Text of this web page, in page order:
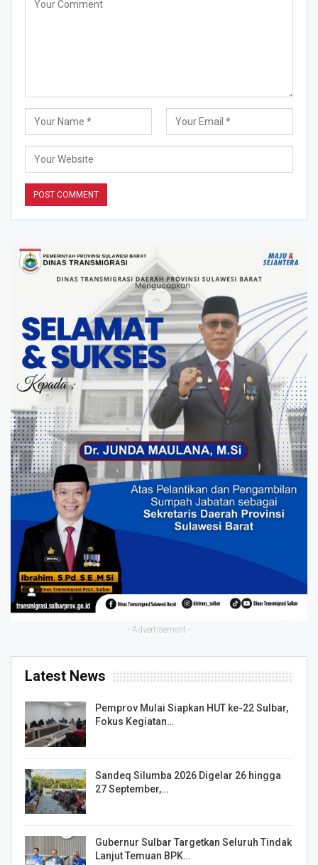
- Advertisement -
Latest News
Pemprov Mulai Siapkan HUT ke-22 Sulbar,
Fokus Kegiatan…
Sandeq Silumba 2026 Digelar 26 hingga
27 September,…
Gubernur Sulbar Targetkan Seluruh Tindak
Lanjut Temuan BPK…